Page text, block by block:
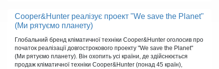
Cooper&Hunter реалізує проект "We save the Planet"
(Ми рятуємо планету)
Глобальний бренд кліматичної техніки Cooper&Hunter оголосив про
початок реалізації довгострокового проекту "We save the Planet"
(Ми рятуємо планету). Він охопить усі країни, де здійснюється
продаж кліматичної техніки Cooper&Hunter (понад 45 країн),